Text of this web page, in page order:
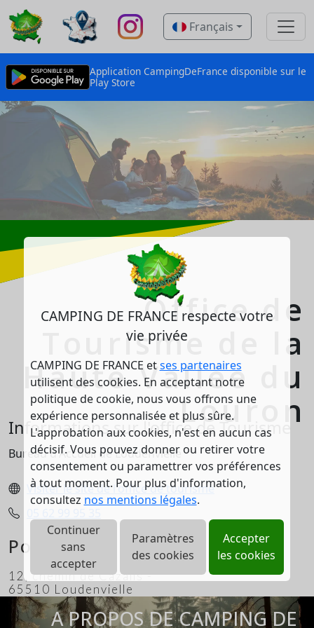
Français
Application CampingDeFrance disponible sur le
Play Store
CAMPING DE FRANCE respecte votre
vie privée
CAMPING DE FRANCE etses partenaires
utilisent des cookies. En acceptant notre
politique de cookie, nous vous offrons une
expérience personnalisée et plus sûre.
L'approbation aux cookies, n'est en aucun cas
décisif. Vous pouvez donner ou retirer votre
consentement ou paramettrer vos préférences
à tout moment. Pour plus d'information,
consultez nos mentions légales.
Continuer
sans
accepter
Paramètres
des cookies
Accepter
les cookies
Office de
Tourisme de la
Haute Vallée du
Louron
Informations sur l'office de Tourisme
Bureau d'Accueil de Loudenvielle
Visiter le site de l'office de tourisme
Position
12, chemin de Cazalis -
65510 Loudenvielle
A PROPOS DE CAMPING DE